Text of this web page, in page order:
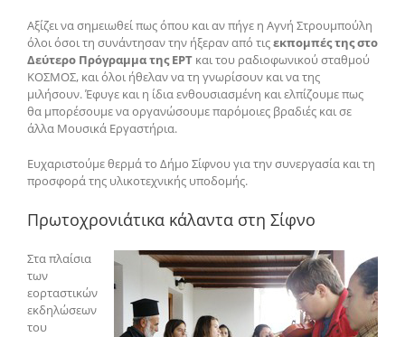
Αξίζει να σημειωθεί πως όπου και αν πήγε η Αγνή Στρουμπούλη
όλοι όσοι τη συνάντησαν την ήξεραν από τιςεκπομπές της στο
Δεύτερο Πρόγραμμα της ΕΡΤ και του ραδιοφωνικού σταθμού
ΚΟΣΜΟΣ, και όλοι ήθελαν να τη γνωρίσουν και να της
μιλήσουν. Έφυγε και η ίδια ενθουσιασμένη και ελπίζουμε πως
θα μπορέσουμε να οργανώσουμε παρόμοιες βραδιές και σε
άλλα Μουσικά Εργαστήρια.
Ευχαριστούμε θερμά το Δήμο Σίφνου για την συνεργασία και τη
προσφορά της υλικοτεχνικής υποδομής.
Πρωτοχρονιάτικα κάλαντα στη Σίφνο
Στα πλαίσια
των
εορταστικών
εκδηλώσεων
του